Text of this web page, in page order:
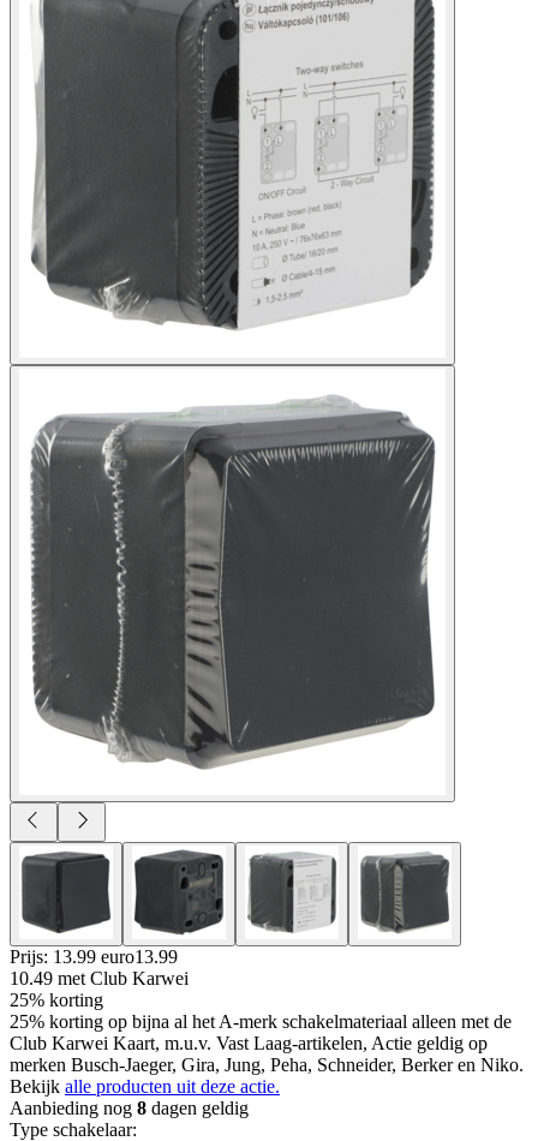
Prijs: 13.99 euro13.99
10.49 met Club Karwei
25% korting
25% korting op bijna al het A-merk schakelmateriaal alleen met de
Club Karwei Kaart, m.u.v. Vast Laag-artikelen, Actie geldig op
merken Busch-Jaeger, Gira, Jung, Peha, Schneider, Berker en Niko.
Bekijk alle producten uit deze actie.
Aanbieding nog 8 dagen geldig
Type schakelaar: